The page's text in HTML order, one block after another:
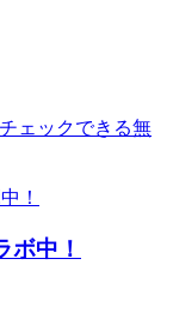
ェックできる無
ボ中！